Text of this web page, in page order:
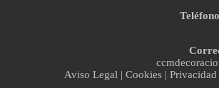
Aviso Legal |Cookies |Privacidad